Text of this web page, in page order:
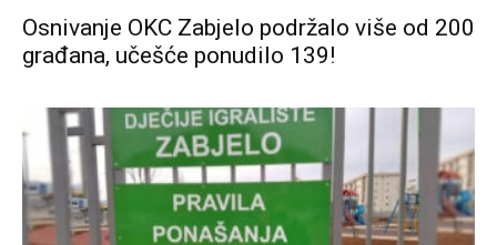
Osnivanje OKC Zabjelo podržalo više od 200
građana, učešće ponudilo 139!